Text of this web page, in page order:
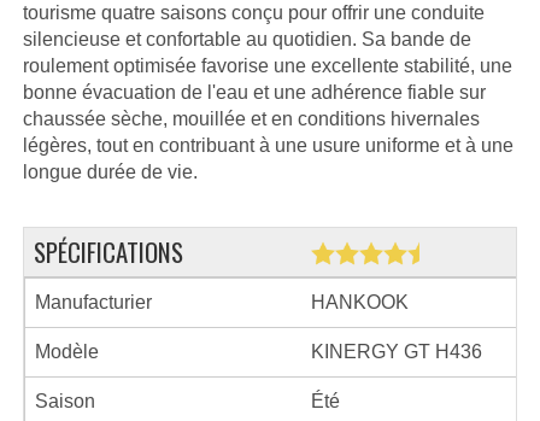
tourisme quatre saisons conçu pour offrir une conduite
silencieuse et confortable au quotidien. Sa bande de
roulement optimisée favorise une excellente stabilité, une
bonne évacuation de l'eau et une adhérence fiable sur
chaussée sèche, mouillée et en conditions hivernales
légères, tout en contribuant à une usure uniforme et à une
longue durée de vie.
SPÉCIFICATIONS
Manufacturier HANKOOK
Modèle KINERGY GT H436
Saison Été